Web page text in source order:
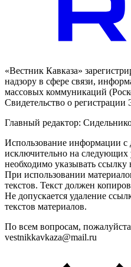
«Вестник Кавказа»
надзору в сфере связи,
массовых коммуникаций
Свидетельство о
Главный редактор:
Использование информации с
исключительно на следующих
необходимо указывать ссылку
При использовании
текстов. Текст должен
Не допускается удаление
текстов материалов.
По всем вопросам,
vestnikkavkaza@mail.ru